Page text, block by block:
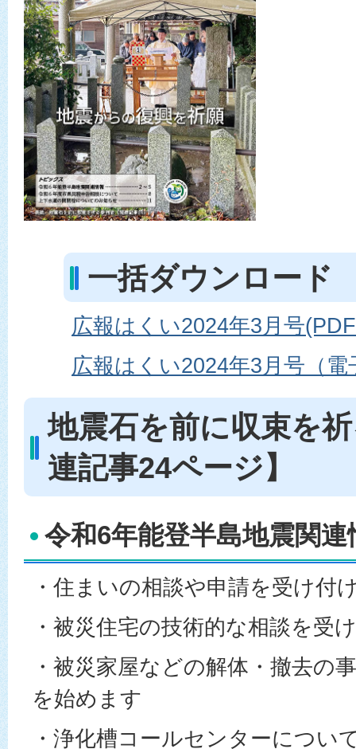
一括ダウンロード
広報はくい2024年3月号
広報はくい2024年3月号（電
地震石を前に収束を
連記事24ページ】
令和6年能登半島地震関連
・住まいの相談や申請を受け付
・被災住宅の技術的な相談を受
・被災家屋などの解体・撤去の
を始めます
・浄化槽コールセンターについ